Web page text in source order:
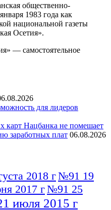
общественно-
1983 года как
национальной газеты
Осетия».
— самостоятельное
для лидеров
карт Нацбанка не помешает
заработных плат 06.08.2026
2018 г№91 19
2017 г№91 25
июля 2015 г